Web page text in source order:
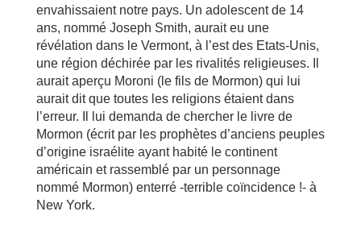
envahissaient notre pays. Un adolescent de 14
ans, nommé Joseph Smith, aurait eu une
révélation dans le Vermont, à l’est des Etats-Unis,
une région déchirée par les rivalités religieuses. Il
aurait aperçu Moroni (le fils de Mormon) qui lui
aurait dit que toutes les religions étaient dans
l’erreur. Il lui demanda de chercher le livre de
Mormon (écrit par les prophètes d’anciens peuples
d’origine israélite ayant habité le continent
américain et rassemblé par un personnage
nommé Mormon) enterré -terrible coïncidence !- à
New York.